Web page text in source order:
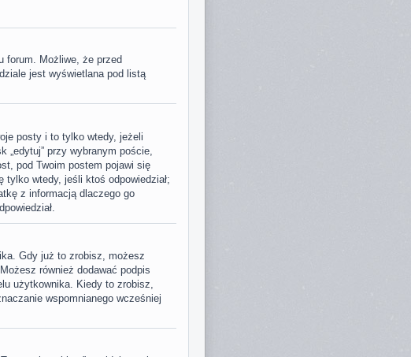
forum. Możliwe, że przed
jest wyświetlana pod listą
posty i to tylko wtedy, jeżeli
przy wybranym poście,
pod Twoim postem pojawi się
wtedy, jeśli ktoś odpowiedział;
z informacją dlaczego go
Gdy już to zrobisz, możesz
również dodawać podpis
użytkownika. Kiedy to zrobisz,
wspomnianego wcześniej